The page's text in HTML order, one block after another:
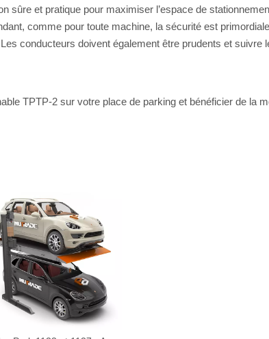
et pratique pour maximiser l’espace de
comme pour toute machine, la sécurité est
conducteurs doivent également être prudents et
TPTP-2 sur votre place de parking et bénéficier de la